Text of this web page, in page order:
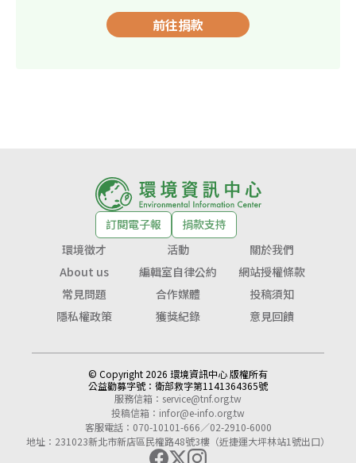
前往捐款
訂閱電子報
捐款支持
環境徵才
活動
關於我們
About us
編輯室自律公約
網站授權條款
常見問題
合作媒體
投稿須知
隱私權政策
獲獎紀錄 意見回饋
© Copyright 2026 環境資訊中心 版權所有
公益勸募字號： 衛部救字第1141364365號
服務信箱： service@tnf.org.tw
投稿信箱： infor@e-info.org.tw
客服電話：070-10101-666／02-2910-6000
地址：231023新北市新店區民權路48號3樓（近捷運大坪林站1號出口）